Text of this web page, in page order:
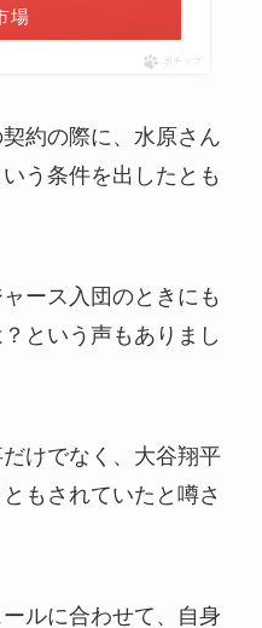
場
ポチップ
約の際に、水原さん
う条件を出したとも
ース入団のときにも
という声もありまし
けでなく、大谷翔平
もされていたと噂さ
ルに合わせて、自身